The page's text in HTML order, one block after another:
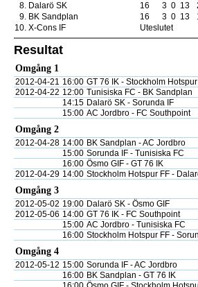
8. Dalarö SK 16 3 0 13
9. BK Sandplan 16 3 0 13
10. X-Cons IF Uteslutet
Resultat
Omgång 1
2012-04-21 16:00 GT 76 IK - Stockholm
2012-04-22 12:00 Tunisiska FC - BK Sandplan
14:15 Dalarö SK - Sorunda IF
15:00 AC Jordbro - FC Southpoint
Omgång 2
2012-04-28 14:00 BK Sandplan - AC Jordbro
15:00 Sorunda IF - Tunisiska FC
16:00 Ösmo GIF - GT 76 IK
2012-04-29 14:00 Stockholm Hotspur FF -
Omgång 3
2012-05-02 19:00 Dalarö SK - Ösmo GIF
2012-05-06 14:00 GT 76 IK - FC Southpoint
15:00 AC Jordbro - Tunisiska FC
16:00 Stockholm Hotspur FF -
Omgång 4
2012-05-12 15:00 Sorunda IF - AC Jordbro
16:00 BK Sandplan - GT 76 IK